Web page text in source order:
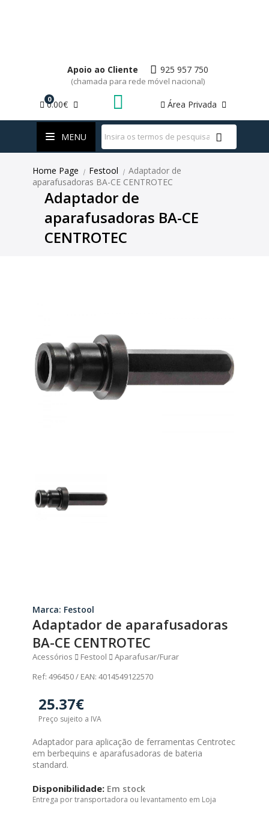
WhatsApp
Apoio ao Cliente 925 957 750
(chamada para rede móvel nacional)
Área Privada
0
0.00€
MENU
Home Page | Festool | Adaptador de
aparafusadoras BA-CE CENTROTEC
Adaptador de
aparafusadoras BA-CE
CENTROTEC
Marca: Festool
Adaptador de aparafusadoras
BA-CE CENTROTEC
Acessórios Festool
Aparafusar/Furar
Ref: 496450 / EAN: 4014549122570
25.37€
Preço sujeito a IVA
Adaptador para aplicação de ferramentas Centrotec
em berbequins e aparafusadoras de bateria
standard.
Disponibilidade: Em stock
Entrega por transportadora ou levantamento em Loja